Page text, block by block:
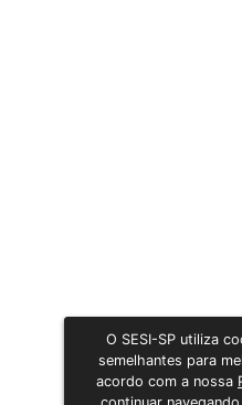
O SESI-SP utiliza
semelhantes para
acordo com a nossa